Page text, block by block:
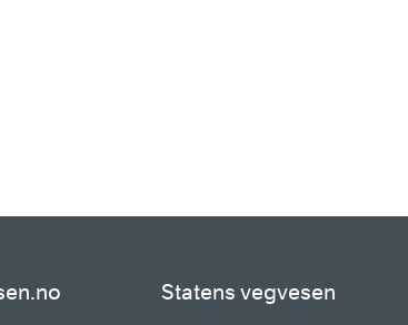
Statens vegvesen